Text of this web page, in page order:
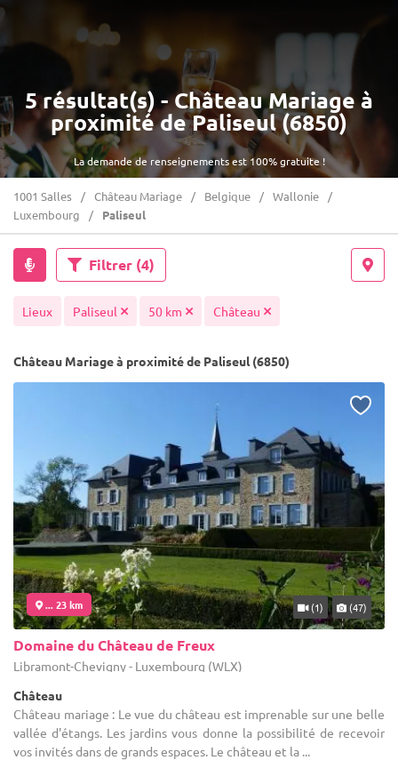
La demande de renseignements est 100% gratuite !
5 résultat(s) - Château Mariage à
proximité de Paliseul (6850)
1001 Salles Château Mariage Belgique
Wallonie
Luxembourg
Paliseul
Filtrer (4)
Lieux Paliseul 50 km Château
Château Mariage à proximité de Paliseul (6850)
... 23 km (1) (47)
Domaine du Château de Freux
Libramont-Chevigny - Luxembourg (WLX)
Château
Château mariage : Le vue du château est imprenable sur une belle
vallée d'étangs. Les jardins vous donne la possibilité de recevoir
vos invités dans de grands espaces. Le château et la ...